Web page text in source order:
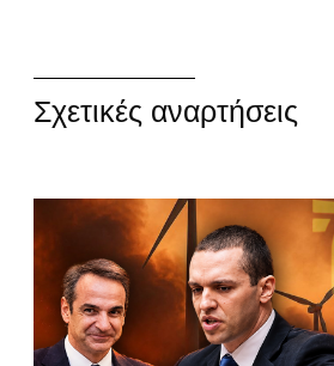
Σχετικές αναρτήσεις